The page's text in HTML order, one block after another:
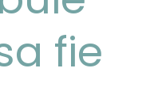
fie